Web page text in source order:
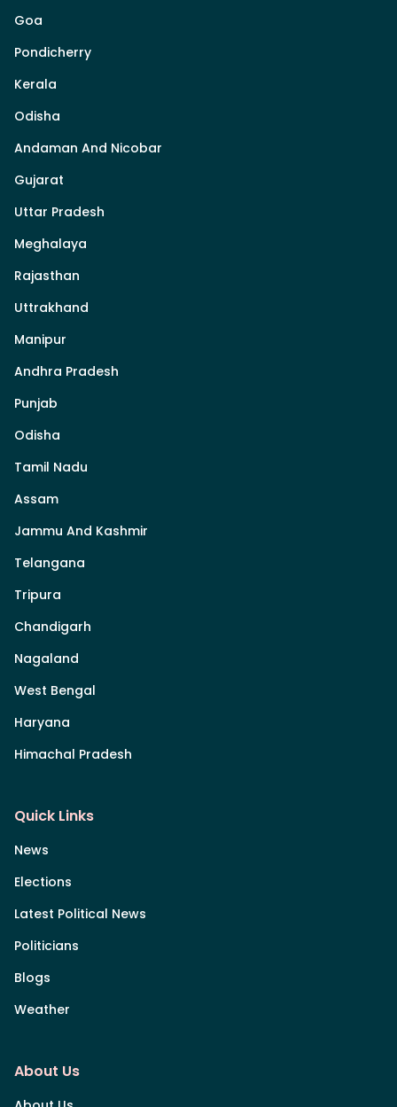
Goa
Pondicherry
Kerala
Odisha
Andaman And Nicobar
Gujarat
Uttar Pradesh
Meghalaya
Rajasthan
Uttrakhand
Manipur
Andhra Pradesh
Punjab
Odisha
Tamil Nadu
Assam
Jammu And Kashmir
Telangana
Tripura
Chandigarh
Nagaland
West Bengal
Haryana
Himachal Pradesh
Quick Links
News
Elections
Latest Political News
Politicians
Blogs
Weather
About Us